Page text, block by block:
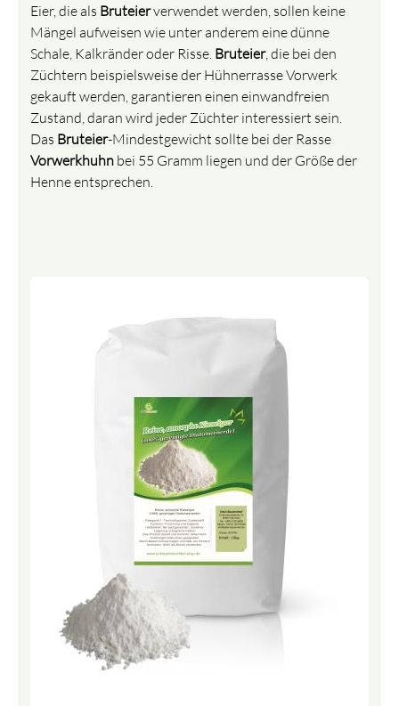
Eier, die als Bruteierverwendet werden, sollen keine
Mängel aufweisen wie unter anderem eine dünne
Schale, Kalkränder oder Risse. Bruteier, die bei den
Züchtern beispielsweise der Hühnerrasse Vorwerk
gekauft werden, garantieren einen einwandfreien
Zustand, daran wird jeder Züchter interessiert sein.
Das Bruteier-Mindestgewicht sollte bei der Rasse
Vorwerkhuhn bei 55 Gramm liegen und der Größe der
Henne entsprechen.